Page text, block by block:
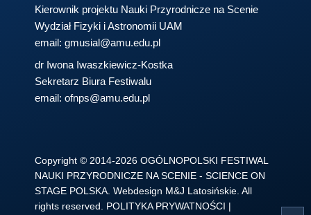
Kierownik projektu Nauki Przyrodnicze na Scenie
Wydział Fizyki i Astronomii UAM
email: gmusial@amu.edu.pl
dr Iwona Iwaszkiewicz-Kostka
Sekretarz Biura Festiwalu
email: ofnps@amu.edu.pl
Copyright © 2014-2026 OGÓLNOPOLSKI FESTIWAL
NAUKI PRZYRODNICZE NA SCENIE - SCIENCE ON
STAGE POLSKA. Webdesign M&J Latosińskie. All
rights reserved. POLITYKA PRYWATNOŚCI |